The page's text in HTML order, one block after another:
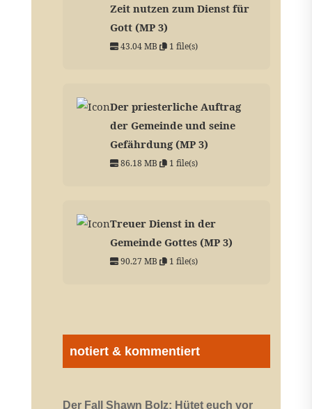
Zeit nutzen zum Dienst für
Gott (MP 3)
43.04 MB 1 file(s)
Der priesterliche Auftrag
der Gemeinde und seine
Gefährdung (MP 3)
86.18 MB 1 file(s)
Treuer Dienst in der
Gemeinde Gottes (MP 3)
90.27 MB 1 file(s)
notiert & kommentiert
Der Fall Shawn Bolz: Hütet euch vor